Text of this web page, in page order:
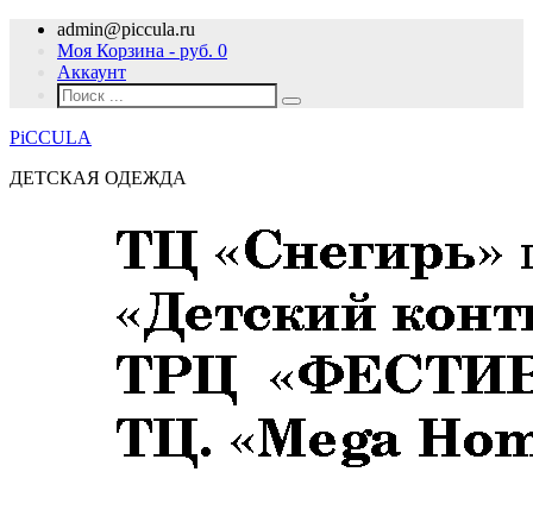
admin@piccula.ru
Моя Корзина - руб. 0
Аккаунт
PiCCULA
ДЕТСКАЯ ОДЕЖДА